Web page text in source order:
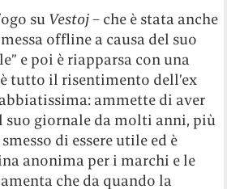
su Vestoj– che è stata anche
offline a causa del suo
e poi è riapparsa con una
tutto il risentimento dell’ex
ammette di aver
suo giornale da molti anni, più
di essere utile ed è
anonima per i marchi e le
che da quando la